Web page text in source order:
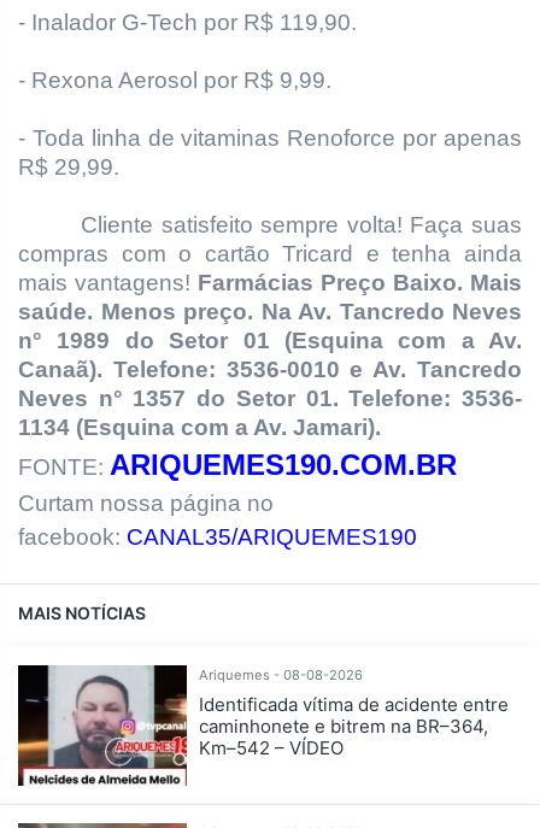
- Inalador G-Tech por R$ 119,90.
- Rexona Aerosol por R$ 9,99.
- Toda linha de vitaminas Renoforce por apenas
R$ 29,99.
Cliente satisfeito sempre volta! Faça suas
compras com o cartão Tricard e tenha ainda
mais vantagens! Farmácias Preço Baixo. Mais
saúde. Menos preço. Na Av. Tancredo Neves
n° 1989 do Setor 01 (Esquina com a Av.
Canaã). Telefone: 3536-0010 e Av. Tancredo
Neves n° 1357 do Setor 01. Telefone: 3536-
1134 (Esquina com a Av. Jamari).
FONTE: ARIQUEMES190.COM.BR
Curtam nossa página no
facebook: CANAL35/ARIQUEMES190
MAIS NOTÍCIAS
Ariquemes - 08-08-2026
Identificada vítima de acidente entre
caminhonete e bitrem na BR–364,
Km–542 – VÍDEO